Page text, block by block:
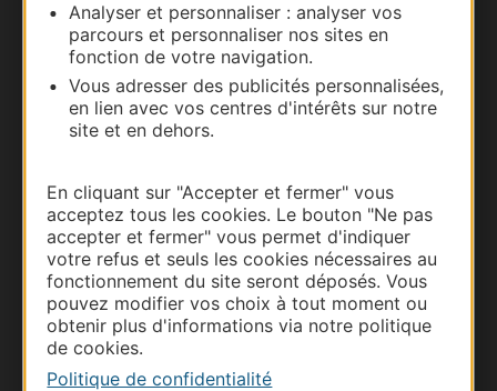
Analyser et personnaliser : analyser vos
parcours et personnaliser nos sites en
fonction de votre navigation.
Vous adresser des publicités personnalisées,
en lien avec vos centres d'intérêts sur notre
site et en dehors.
En cliquant sur "Accepter et fermer" vous
acceptez tous les cookies. Le bouton "Ne pas
accepter et fermer" vous permet d'indiquer
votre refus et seuls les cookies nécessaires au
fonctionnement du site seront déposés. Vous
pouvez modifier vos choix à tout moment ou
obtenir plus d'informations via notre politique
de cookies.
Politique de confidentialité
Carte interactive
Documentation
Thermalisme
Business/Mice